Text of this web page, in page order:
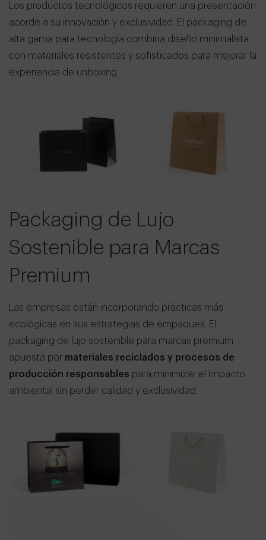
Los productos tecnológicos requieren una presentación
acorde a su innovación y exclusividad. El packaging de
alta gama para tecnología combina diseño minimalista
con materiales resistentes y sofisticados para mejorar la
experiencia de unboxing.
Packaging de Lujo
Sostenible para Marcas
Premium
Las empresas están incorporando prácticas más
ecológicas en sus estrategias de empaques. El
packaging de lujo sostenible para marcas premium
apuesta por materiales reciclados y procesos de
producción responsables para minimizar el impacto
ambiental sin perder calidad y exclusividad.